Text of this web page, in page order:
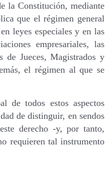
la Constitución, mediante
que el régimen general
leyes especiales y en las
empresariales, las
de Jueces, Magistrados y
el régimen al que se
de todos estos aspectos
de distinguir, en sendos
derecho -y, por tanto,
requieren tal instrumento